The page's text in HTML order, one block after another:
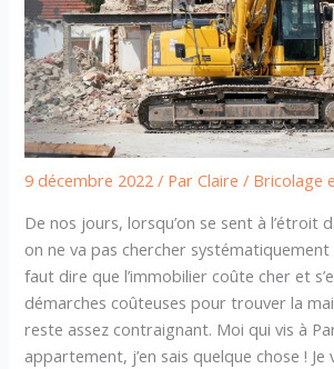
9 décembre 2022/ ParClaire/ Bricolage
De nos jours, lorsqu’on se sent à l’étroit
on ne va pas chercher
faut dire que l’immobilier coûte cher et
démarches coûteuses pour trouver la
reste assez contraignant. Moi qui vis à
appartement, j’en sais quelque chose ! Je